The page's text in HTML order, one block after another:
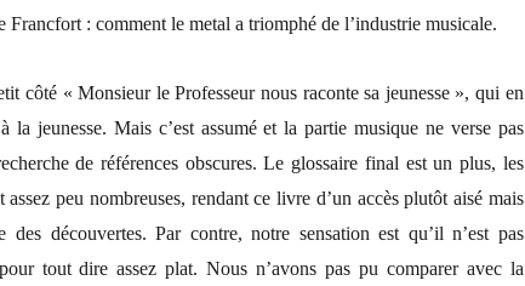
Francfort : comment le metal a triomphé de l’industrie musicale.
côté « Monsieur le Professeur nous raconte sa jeunesse », qui en
la jeunesse. Mais c’est assumé et la partie musique ne verse pas
de références obscures. Le glossaire final est un plus, les
assez peu nombreuses, rendant ce livre d’un accès plutôt aisé mais
des découvertes. Par contre, notre sensation est qu’il n’est pas
tout dire assez plat. Nous n’avons pas pu comparer avec la